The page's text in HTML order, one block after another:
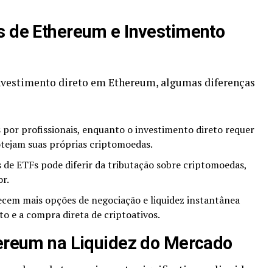
de Ethereum e Investimento
direto em Ethereum, algumas diferenças
por profissionais, enquanto o investimento direto requer
suas próprias criptomoedas.
ETFs pode diferir da tributação sobre criptomoedas,
mais opções de negociação e liquidez instantânea
e a compra direta de criptoativos.
na Liquidez do Mercado